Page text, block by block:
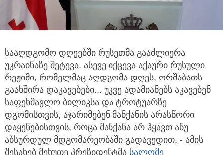
სააღდგომო დღეებში რუსეთმა გააძლიერა
უკრაინაზე შეტევა. ასევე იქცევა აქაური რუსული
რეჟიმი, რომელმაც აღდგომა დღეს, ორშაბათს
გაახშირა დაკავებები... უკვე ადამიანებს აკავებენ
საფეხმავლო ბილიკსა და ტროტუარზე
დგომისთვის, აჯარიმებენ მანქანის არასწორი
დაყენებისთვის, როცა მანქანა არ ჰყავთ ანუ
აბსურდულ მდგომარეობაში გადავედით, - ამის
შესახებ მეხუთე პრეზიდენტმა სალომე